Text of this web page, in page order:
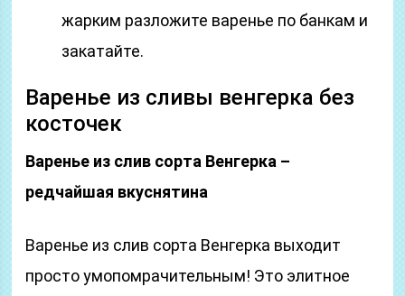
жарким разложите варенье по банкам и
закатайте.
Варенье из сливы венгерка без
косточек
Варенье из слив сорта Венгерка –
редчайшая вкуснятина
Варенье из слив сорта Венгерка выходит
просто умопомрачительным! Это элитное